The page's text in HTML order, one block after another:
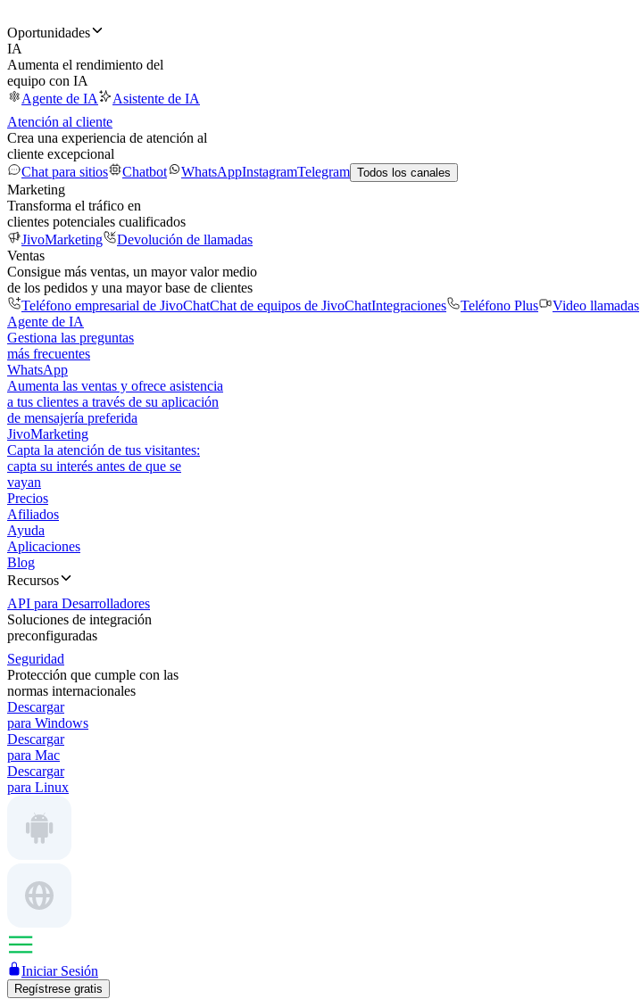
Oportunidades
IA
Aumenta el rendimiento del
equipo con IA
Agente de IA
Asistente de IA
Atención al cliente
Crea una experiencia de atención al
cliente excepcional
Chat para sitios
Chatbot WhatsAppInstagramTelegram Todos los canales
Marketing
Transforma el tráfico en
clientes potenciales cualificados
JivoMarketing
Devolución de llamadas
Ventas
Consigue más ventas, un mayor valor medio
de los pedidos y una mayor base de clientes
Teléfono empresarial de JivoChatChat de equipos de JivoChatIntegraciones Teléfono Plus Video llamadas
Agente de IA
Gestiona las preguntas
más frecuentes
WhatsApp
Aumenta las ventas y ofrece asistencia
a tus clientes a través de su aplicación
de mensajería preferida
JivoMarketing
Capta la atención de tus visitantes:
capta su interés antes de que se
vayan
Precios
Afiliados
Ayuda
Aplicaciones
Blog
Recursos
API para Desarrolladores
Soluciones de integración
preconfiguradas
Seguridad
Protección que cumple con las
normas internacionales
Descargar
para Windows
Descargar
para Mac
Descargar
para Linux
Iniciar Sesión
Regístrese gratis